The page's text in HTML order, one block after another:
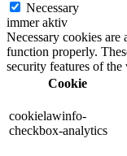
Necessary
immer aktiv
Necessary cookies are
function properly.
security features of
Cookie
cookielawinfo-
checkbox-analytics